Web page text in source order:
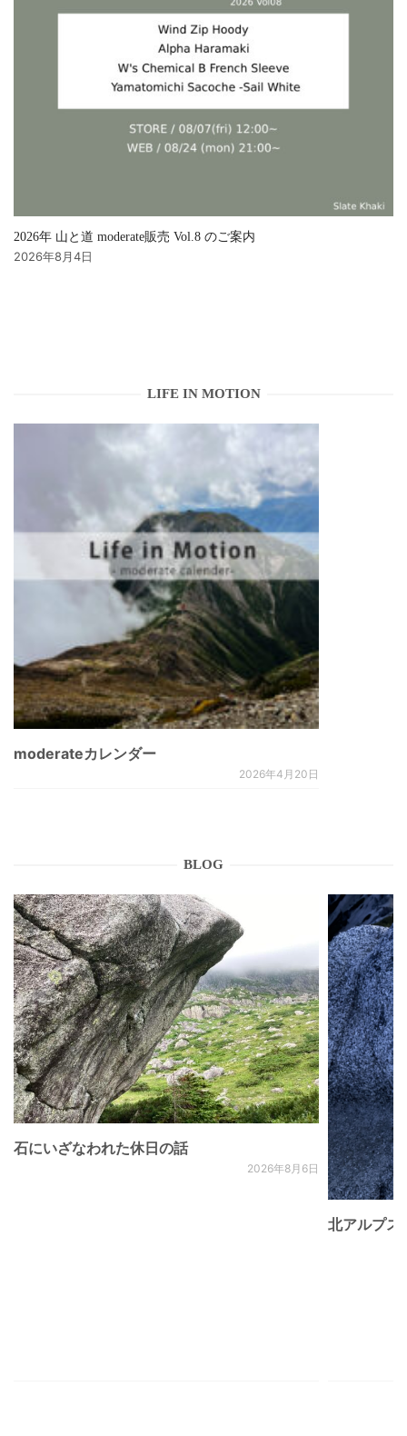
2026年 山と道 moderate販売 Vol.8 のご案内
2026年8月4日
LIFE IN MOTION
moderateカレンダー
2026年4月20日
BLOG
石にいざなわれた休日の話
2026年8月6日
北アルプ